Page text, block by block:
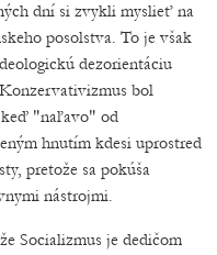
dní si zvykli myslieť na
posolstva. To je však
dezorientáciu
bol
keď "naľavo" od
hnutím kdesi uprostred
pretože sa pokúša
nástrojmi.
Socializmus je dedičom